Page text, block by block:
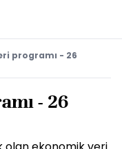
programı - 26
- 26